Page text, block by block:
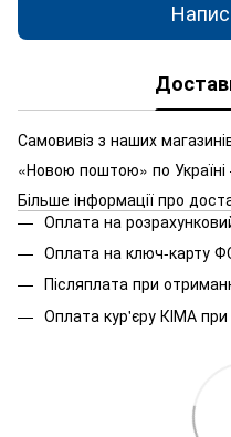
Самовивіз з наших
«Новою поштою» по Україні
Більше інформації про
Оплата на
Оплата на ключ-карту
Післяплата при
Оплата кур'єру КІМА